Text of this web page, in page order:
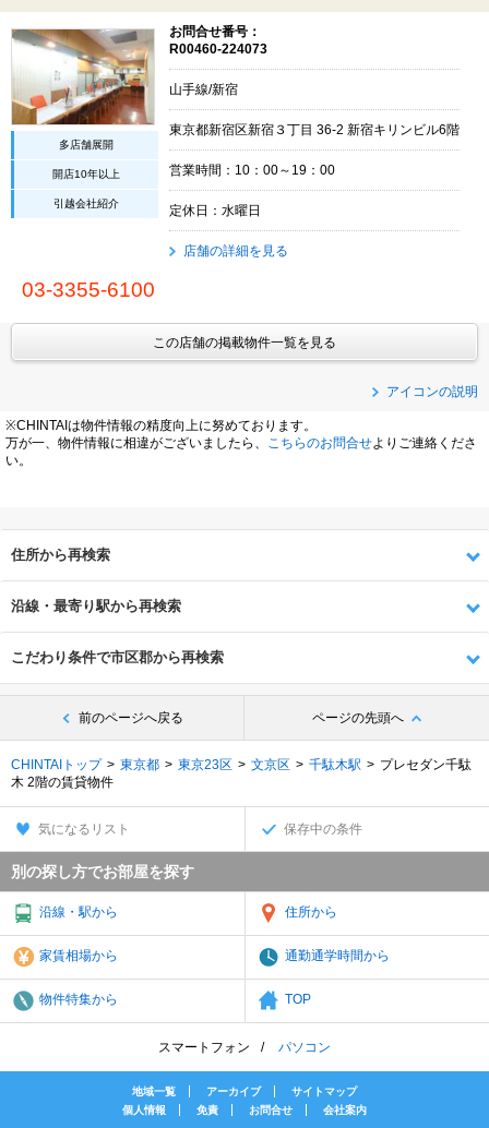
多店舗展開
開店10年以上
引越会社紹介
お問合せ番号：
R00460-224073
山手線/新宿
東京都新宿区新宿３丁目 36-2 新宿キリンビル6階
営業時間：10：00～19：00
定休日：水曜日
店舗の詳細を見る
03-3355-6100
この店舗の掲載物件一覧を見る
アイコンの説明
※CHINTAIは物件情報の精度向上に努めております。
万が一、物件情報に相違がございましたら、
こちらのお問合せよりご連絡くださ
い。
住所から再検索
沿線・最寄り駅から再検索
こだわり条件で市区郡から再検索
前のページへ戻る ページの先頭へ
CHINTAIトップ 東京都 東京23区 文京区 千駄木駅
プレセダン千駄
木 2階の賃貸物件
気になるリスト 保存中の条件
別の探し方でお部屋を探す
沿線・駅から 住所から
家賃相場から 通勤通学時間から
物件特集から TOP
スマートフォン パソコン
地域一覧 アーカイブ
サイトマップ
個人情報
免責 お問合せ 会社案内